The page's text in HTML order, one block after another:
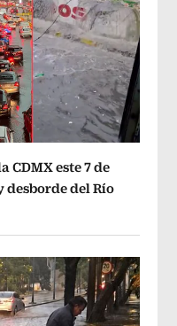
CDMX este 7 de
desborde del Río